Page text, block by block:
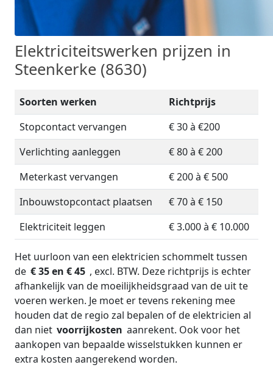
Elektriciteitswerken prijzen in
Steenkerke (8630)
Soorten werken
Richtprijs
Stopcontact vervangen
€ 30 à €200
Verlichting aanleggen
€ 80 à € 200
Meterkast vervangen
€ 200 à € 500
Inbouwstopcontact plaatsen
€ 70 à € 150
Elektriciteit leggen
€ 3.000 à € 10.000
Het uurloon van een elektricien schommelt tussen
de € 35 en € 45 , excl. BTW. Deze richtprijs is echter
afhankelijk van de moeilijkheidsgraad van de uit te
voeren werken. Je moet er tevens rekening mee
houden dat de regio zal bepalen of de elektricien al
dan niet voorrijkosten aanrekent. Ook voor het
aankopen van bepaalde wisselstukken kunnen er
extra kosten aangerekend worden.